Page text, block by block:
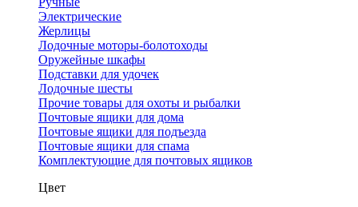
Электрические
Жерлицы
Лодочные моторы-болотоходы
Оружейные шкафы
Подставки для удочек
Лодочные шесты
Прочие товары для охоты и рыбалки
Почтовые ящики для дома
Почтовые ящики для подъезда
Почтовые ящики для спама
Комплектующие для почтовых ящиков
Цвет